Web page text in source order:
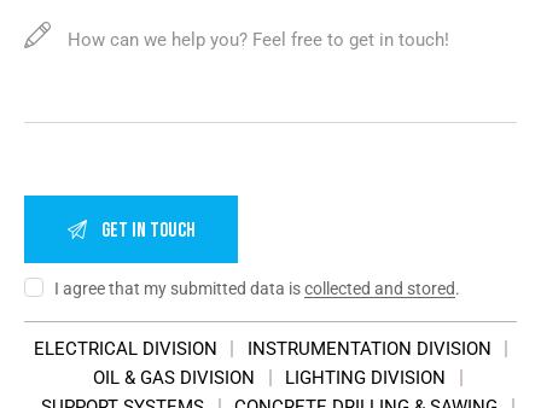
I agree that my submitted data iscollected and stored.
ELECTRICAL DIVISION
INSTRUMENTATION DIVISION
OIL & GAS DIVISION
LIGHTING DIVISION